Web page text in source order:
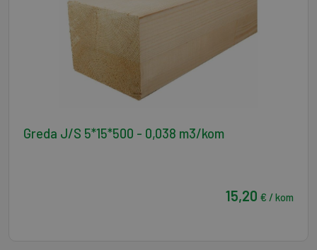
Greda J/S 5*15*500 - 0,038 m3/kom
15,20 € / kom